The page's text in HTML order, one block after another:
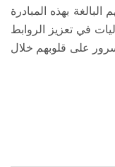
بهذه المبادرة
في تعزيز الروابط
على قلوبهم خلال